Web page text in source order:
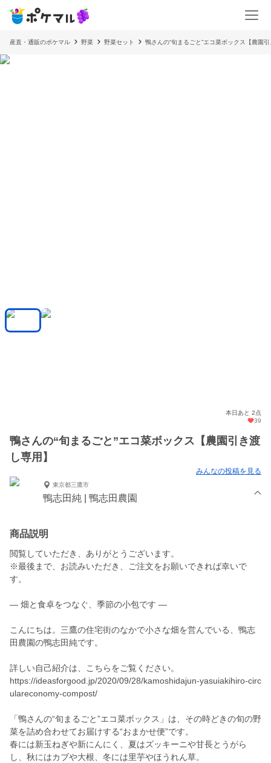
産直・通販のポケマル 野菜 野菜セット 鴨さんの“旬まるごと”エコ菜ボックス【農園
本日あと 2点
39
鴨さんの“旬まるごと”エコ菜ボックス【農園引き渡
し専用】
みんなの投稿を見る
東京都三鷹市
鴨志田純 | 鴨志田農園
商品説明
閲覧していただき、ありがとうございます。
※最後まで、お読みいただき、ご注文をお願いできれば幸いで
す。
― 畑と食卓をつなぐ、季節の小包です ―
こんにちは。三鷹の住宅街のなかで小さな畑を営んでいる、鴨志
田農園の鴨志田純です。
詳しい自己紹介は、こちらをご覧ください。
https://ideasforgood.jp/2020/09/28/kamoshidajun-yasuiakihiro-circ
ulareconomy-compost/
「鴨さんの“旬まるごと”エコ菜ボックス」は、その時どきの旬の野
菜を詰め合わせてお届けする“おまかせ便”です。
春には新玉ねぎや新にんにく、夏はズッキーニや甘長とうがら
し、秋にはカブや大根、冬には里芋やほうれん草。